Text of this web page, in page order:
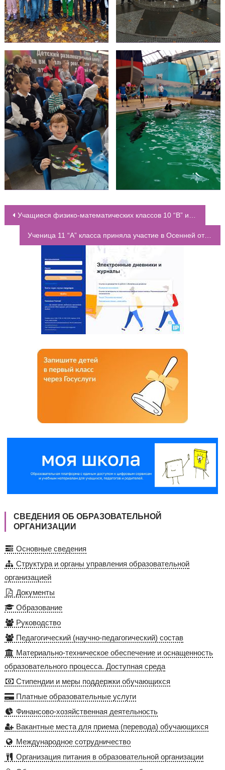
НАВИГАЦИЯ ПО ЗАПИСЯМ
Учащиеся физико-математических классов 10 “В” и 11 “В” в рамках ракетного фестиваля “Реактивное движение” посетили Школу 60
Ученица 11 “А” класса приняла участие в Осенней открытой научно-практической конференции Донской академии наук юных исследователей им. Ю.А.Жданова
СВЕДЕНИЯ ОБ ОБРАЗОВАТЕЛЬНОЙ
ОРГАНИЗАЦИИ
Основные сведения
Структура и органы управления образовательной
организацией
Документы
Образование
Руководство
Педагогический (научно-педагогический) состав
Материально-техническое обеспечение и оснащенность
образовательного процесса. Доступная среда
Стипендии и меры поддержки обучающихся
Платные образовательные услуги
Финансово-хозяйственная деятельность
Вакантные места для приема (перевода) обучающихся
Международное сотрудничество
Организация питания в образовательной организации